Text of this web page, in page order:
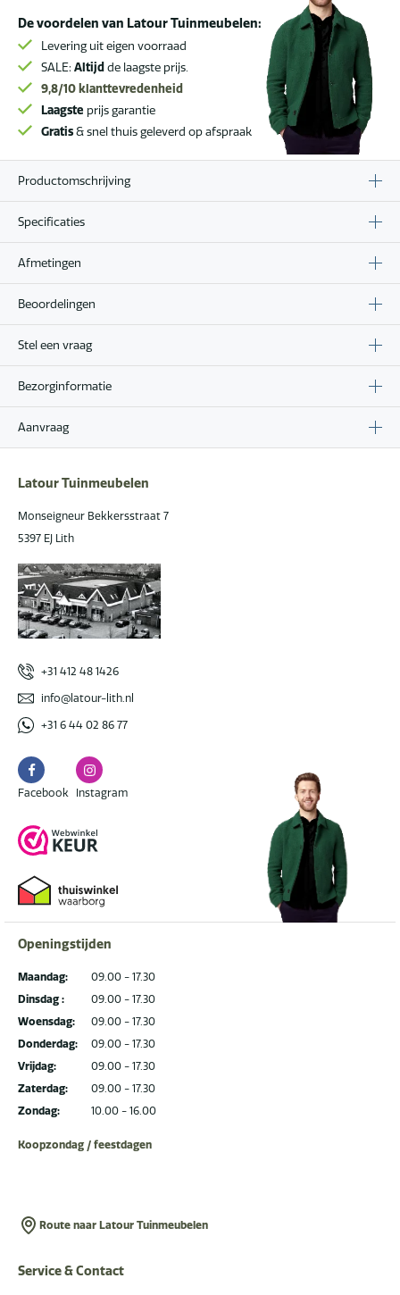
De voordelen van Latour Tuinmeubelen:
Levering uit eigen voorraad
SALE: Altijd de laagste prijs.
9,8/10 klanttevredenheid
Laagste prijs garantie
Gratis& snel thuis geleverd op afspraak
Productomschrijving
Specificaties
Afmetingen
Beoordelingen
Stel een vraag
Bezorginformatie
Aanvraag
Latour Tuinmeubelen
Monseigneur Bekkersstraat 7
5397 EJ Lith
+31 412 48 1426
info@latour-lith.nl
+31 6 44 02 86 77
Facebook
Facebook
Instagram
Instagram
Openingstijden
Maandag:
Dinsdag :
Woensdag:
Donderdag:
Vrijdag:
Zaterdag:
Zondag:
09.00 - 17.30
09.00 - 17.30
09.00 - 17.30
09.00 - 17.30
09.00 - 17.30
09.00 - 17.30
10.00 - 16.00
Koopzondag / feestdagen
Route naar Latour Tuinmeubelen
Service & Contact